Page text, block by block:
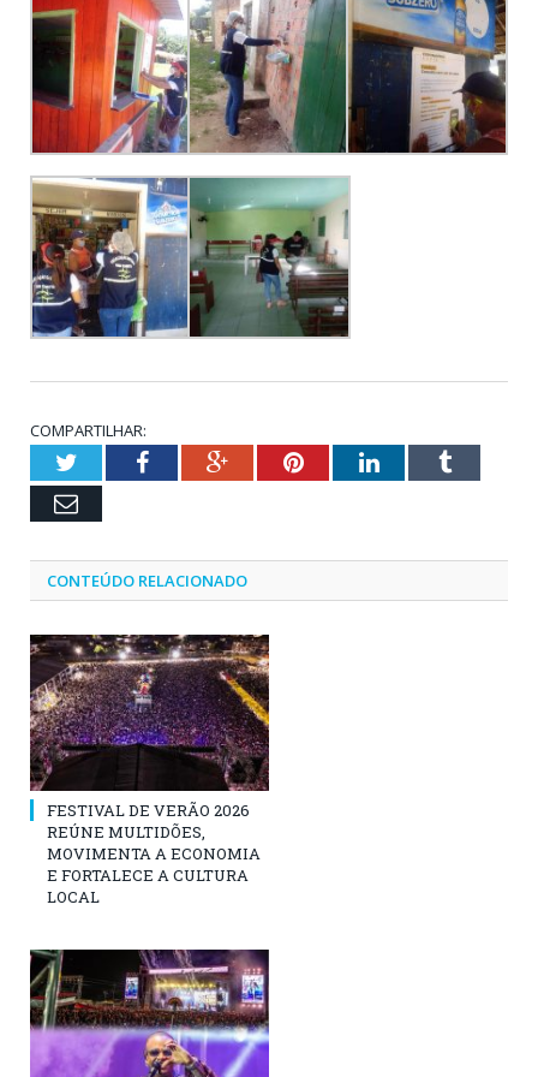
COMPARTILHAR:
TwitterFacebookGoogle+PinterestLinkedInTumblr
Email
CONTEÚDO RELACIONADO
FESTIVAL DE VERÃO 2026
REÚNE MULTIDÕES,
MOVIMENTA A ECONOMIA
E FORTALECE A CULTURA
LOCAL